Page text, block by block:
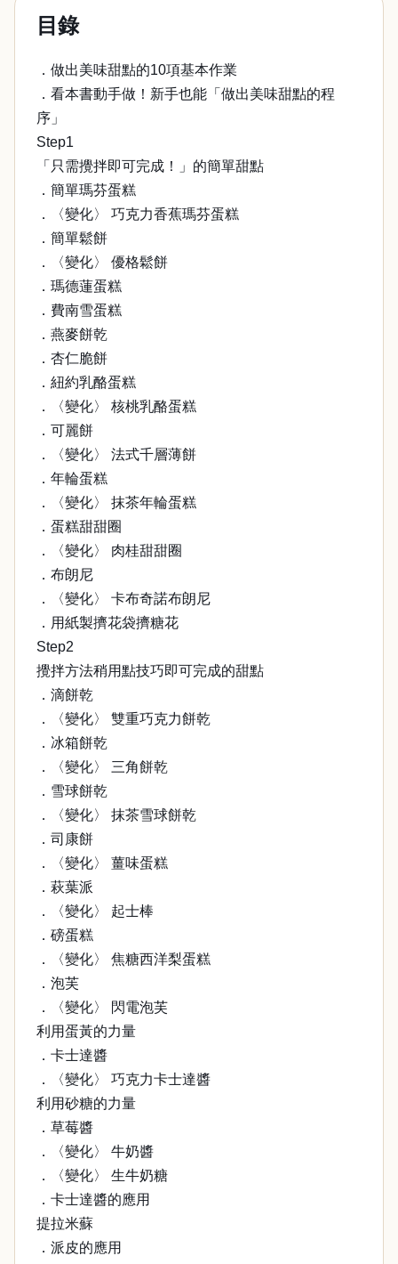
目錄
．做出美味甜點的10項基本作業
．看本書動手做！新手也能「做出美味甜點的程
序」
Step1
「只需攪拌即可完成！」的簡單甜點
．簡單瑪芬蛋糕
．〈變化〉 巧克力香蕉瑪芬蛋糕
．簡單鬆餅
．〈變化〉 優格鬆餅
．瑪德蓮蛋糕
．費南雪蛋糕
．燕麥餅乾
．杏仁脆餅
．紐約乳酪蛋糕
．〈變化〉 核桃乳酪蛋糕
．可麗餅
．〈變化〉 法式千層薄餅
．年輪蛋糕
．〈變化〉 抹茶年輪蛋糕
．蛋糕甜甜圈
．〈變化〉 肉桂甜甜圈
．布朗尼
．〈變化〉 卡布奇諾布朗尼
．用紙製擠花袋擠糖花
Step2
攪拌方法稍用點技巧即可完成的甜點
．滴餅乾
．〈變化〉 雙重巧克力餅乾
．冰箱餅乾
．〈變化〉 三角餅乾
．雪球餅乾
．〈變化〉 抹茶雪球餅乾
．司康餅
．〈變化〉 薑味蛋糕
．萩葉派
．〈變化〉 起士棒
．磅蛋糕
．〈變化〉 焦糖西洋梨蛋糕
．泡芙
．〈變化〉 閃電泡芙
利用蛋黃的力量
．卡士達醬
．〈變化〉 巧克力卡士達醬
利用砂糖的力量
．草莓醬
．〈變化〉 牛奶醬
．〈變化〉 生牛奶糖
．卡士達醬的應用
提拉米蘇
．派皮的應用